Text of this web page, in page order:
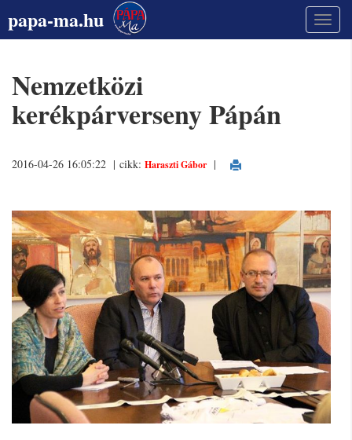
papa-ma.hu
Nemzetközi
kerékpárverseny Pápán
2016-04-26 16:05:22 | cikk: Haraszti Gábor |